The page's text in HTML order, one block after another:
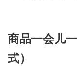
商品一会儿
式）